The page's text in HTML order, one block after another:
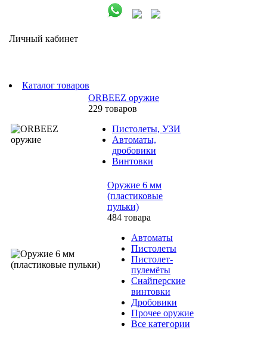
Личный кабинет
Каталог товаров
ORBEEZ оружие
229 товаров
Пистолеты, УЗИ
Автоматы,
дробовики
Винтовки
Оружие 6 мм
(пластиковые
пульки)
484 товара
Автоматы
Пистолеты
Пистолет-
пулемёты
Снайперские
винтовки
Дробовики
Прочее оружие
Все категории